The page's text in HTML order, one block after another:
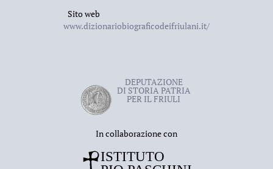
Sito web
www.dizionariobiograficodeifriulani.it/
DEPUTAZIONE
DI STORIA PATRIA
PER IL FRIULI
In collaborazione con